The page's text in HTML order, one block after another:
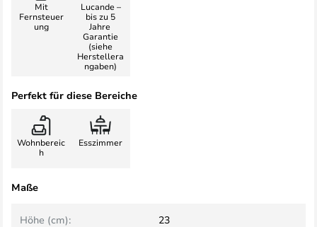
Mit
Fernsteuer
ung
Lucande –
bis zu 5
Jahre
Garantie
(siehe
Herstellera
ngaben)
Perfekt für diese Bereiche
Wohnbereic
h
Esszimmer
Maße
Höhe (cm):
23